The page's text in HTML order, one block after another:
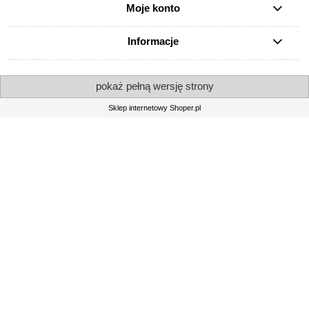
Moje konto
Informacje
pokaż pełną wersję strony
Sklep internetowy Shoper.pl